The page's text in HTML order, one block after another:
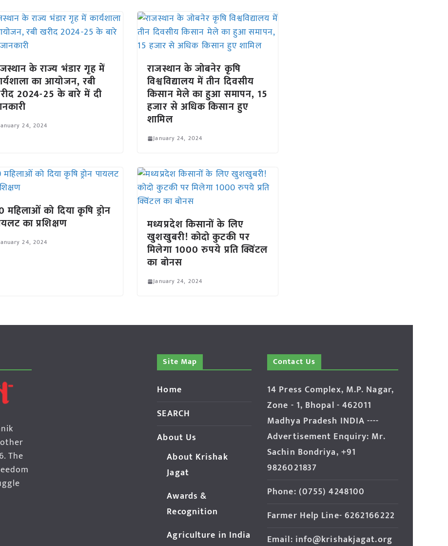
के राज्य भंडार गृह में
का आयोजन, रबी
2024-25 के बारे में दी
24, 2024
राजस्थान के जोबनेर कृषि
विश्वविद्यालय में तीन दिवसीय
किसान मेले का हुआ समापन, 15
हजार से अधिक किसान हुए
शामिल
January 24, 2024
महिलाओं को दिया कृषि ड्रोन
का प्रशिक्षण
24, 2024
मध्यप्रदेश किसानों के लिए
खुशखुबरी! कोदो कुटकी पर
मिलेगा 1000 रुपये प्रति क्विंटल
का बोनस
January 24, 2024
The
Site Map
Home
SEARCH
About Us
About Krishak
Jagat
Awards &
Recognition
Agriculture in India
Contact Us
14 Press Complex, M.P. Nagar,
Zone - 1, Bhopal - 462011
Madhya Pradesh INDIA ----
Advertisement Enquiry: Mr.
Sachin Bondriya, +91
9826021837
Phone: (0755) 4248100
Farmer Help Line- 6262166222
Email: info@krishakjagat.org